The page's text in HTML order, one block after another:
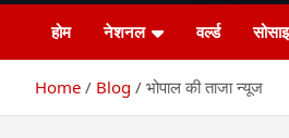
होम नेशनल वर्ल्ड
Home Blog भोपाल की ताजा न्यूज